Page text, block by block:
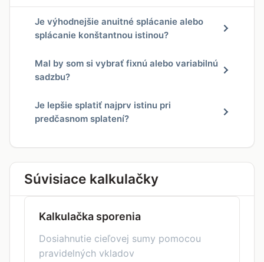
Je výhodnejšie anuitné splácanie alebo
splácanie konštantnou istinou?
Mal by som si vybrať fixnú alebo variabilnú
sadzbu?
Je lepšie splatiť najprv istinu pri
predčasnom splatení?
Súvisiace kalkulačky
Kalkulačka sporenia
Dosiahnutie cieľovej sumy pomocou
pravidelných vkladov